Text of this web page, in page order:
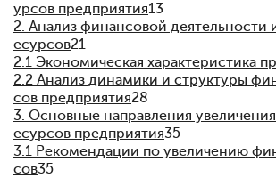
урсов предприятия13
2. Анализ финансовой деятельности
есурсов21
2.1 Экономическая характеристика
2.2 Анализ динамики и структуры
сов предприятия28
3. Основные направления
есурсов предприятия35
3.1 Рекомендации по увеличению
сов35